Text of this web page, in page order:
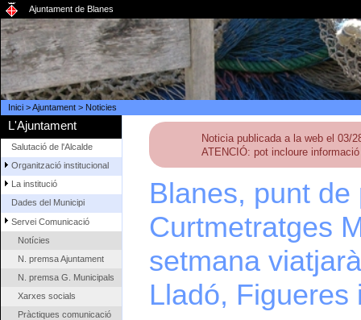
Ajuntament de Blanes
Inici>Ajuntament> Noticies
L'Ajuntament
Salutació de l'Alcalde
Organització institucional
La institució
Dades del Municipi
Servei Comunicació
Notícies
N. premsa Ajuntament
N. premsa G. Municipals
Xarxes socials
Pràctiques comunicació
Noticia publicada a la web el 03/
ATENCIÓ: pot incloure
Blanes, punt
Curtmetratges
setmana
Lladó, Figueres